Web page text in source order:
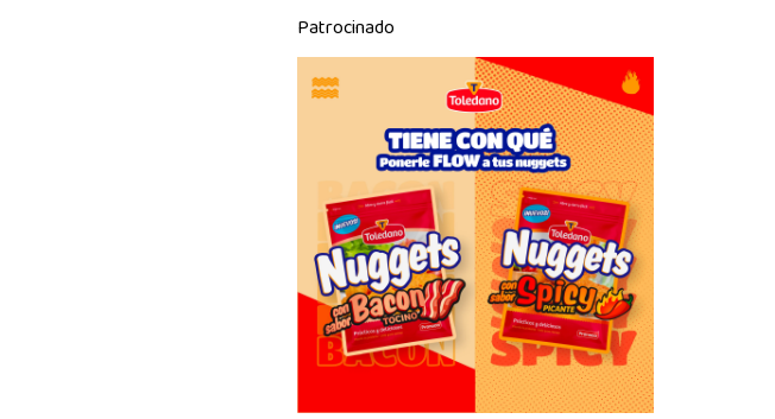
Patrocinado